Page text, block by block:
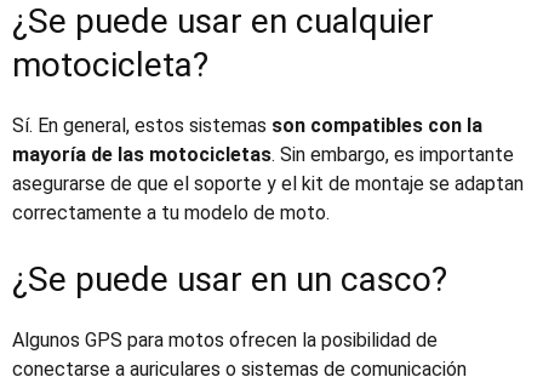
¿Se puede usar en cualquier
motocicleta?
Sí. En general, estos sistemas son compatibles con la
mayoría de las motocicletas. Sin embargo, es importante
asegurarse de que el soporte y el kit de montaje se adaptan
correctamente a tu modelo de moto.
¿Se puede usar en un casco?
Algunos GPS para motos ofrecen la posibilidad de
conectarse a auriculares o sistemas de comunicación